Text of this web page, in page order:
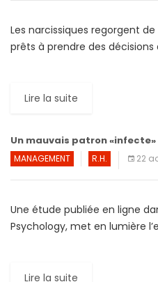
Les narcissiques regorgent
prêts à prendre des décisions
Lire la suite
Un mauvais patron
MANAGEMENT R.H. 22
Une étude publiée en ligne
Psychology, met en lumière
Lire la suite